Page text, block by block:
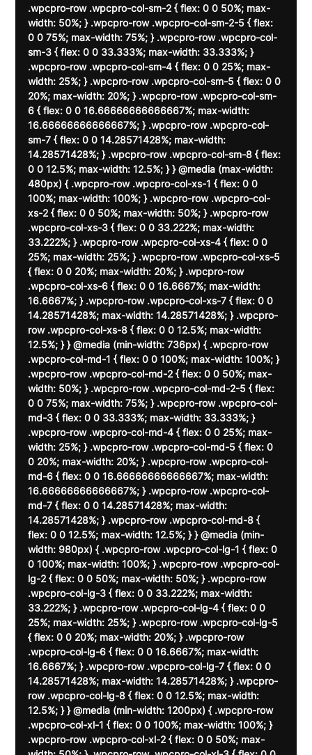
.wpcpro-row .wpcpro-col-sm-2 { flex: 0 0 50%; max-
width: 50%; } .wpcpro-row .wpcpro-col-sm-2-5 { flex:
0 0 75%; max-width: 75%; } .wpcpro-row .wpcpro-col-
sm-3 { flex: 0 0 33.333%; max-width: 33.333%; }
.wpcpro-row .wpcpro-col-sm-4 { flex: 0 0 25%; max-
width: 25%; } .wpcpro-row .wpcpro-col-sm-5 { flex: 0 0
20%; max-width: 20%; } .wpcpro-row .wpcpro-col-sm-
6 { flex: 0 0 16.66666666666667%; max-width:
16.66666666666667%; } .wpcpro-row .wpcpro-col-
sm-7 { flex: 0 0 14.28571428%; max-width:
14.28571428%; } .wpcpro-row .wpcpro-col-sm-8 { flex:
0 0 12.5%; max-width: 12.5%; } } @media (max-width:
480px) { .wpcpro-row .wpcpro-col-xs-1 { flex: 0 0
100%; max-width: 100%; } .wpcpro-row .wpcpro-col-
xs-2 { flex: 0 0 50%; max-width: 50%; } .wpcpro-row
.wpcpro-col-xs-3 { flex: 0 0 33.222%; max-width:
33.222%; } .wpcpro-row .wpcpro-col-xs-4 { flex: 0 0
25%; max-width: 25%; } .wpcpro-row .wpcpro-col-xs-5
{ flex: 0 0 20%; max-width: 20%; } .wpcpro-row
.wpcpro-col-xs-6 { flex: 0 0 16.6667%; max-width:
16.6667%; } .wpcpro-row .wpcpro-col-xs-7 { flex: 0 0
14.28571428%; max-width: 14.28571428%; } .wpcpro-
row .wpcpro-col-xs-8 { flex: 0 0 12.5%; max-width:
12.5%; } } @media (min-width: 736px) { .wpcpro-row
.wpcpro-col-md-1 { flex: 0 0 100%; max-width: 100%; }
.wpcpro-row .wpcpro-col-md-2 { flex: 0 0 50%; max-
width: 50%; } .wpcpro-row .wpcpro-col-md-2-5 { flex:
0 0 75%; max-width: 75%; } .wpcpro-row .wpcpro-col-
md-3 { flex: 0 0 33.333%; max-width: 33.333%; }
.wpcpro-row .wpcpro-col-md-4 { flex: 0 0 25%; max-
width: 25%; } .wpcpro-row .wpcpro-col-md-5 { flex: 0
0 20%; max-width: 20%; } .wpcpro-row .wpcpro-col-
md-6 { flex: 0 0 16.66666666666667%; max-width:
16.66666666666667%; } .wpcpro-row .wpcpro-col-
md-7 { flex: 0 0 14.28571428%; max-width:
14.28571428%; } .wpcpro-row .wpcpro-col-md-8 {
flex: 0 0 12.5%; max-width: 12.5%; } } @media (min-
width: 980px) { .wpcpro-row .wpcpro-col-lg-1 { flex: 0
0 100%; max-width: 100%; } .wpcpro-row .wpcpro-col-
lg-2 { flex: 0 0 50%; max-width: 50%; } .wpcpro-row
.wpcpro-col-lg-3 { flex: 0 0 33.222%; max-width:
33.222%; } .wpcpro-row .wpcpro-col-lg-4 { flex: 0 0
25%; max-width: 25%; } .wpcpro-row .wpcpro-col-lg-5
{ flex: 0 0 20%; max-width: 20%; } .wpcpro-row
.wpcpro-col-lg-6 { flex: 0 0 16.6667%; max-width:
16.6667%; } .wpcpro-row .wpcpro-col-lg-7 { flex: 0 0
14.28571428%; max-width: 14.28571428%; } .wpcpro-
row .wpcpro-col-lg-8 { flex: 0 0 12.5%; max-width:
12.5%; } } @media (min-width: 1200px) { .wpcpro-row
.wpcpro-col-xl-1 { flex: 0 0 100%; max-width: 100%; }
.wpcpro-row .wpcpro-col-xl-2 { flex: 0 0 50%; max-